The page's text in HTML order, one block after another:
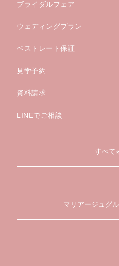
ブライダルフェア
ウェディングプラン
ベストレート保証
見学予約
資料請求
LINEでご相談
すべて
マリアージュグ